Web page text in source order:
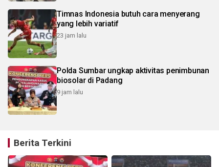
Timnas Indonesia butuh cara menyerang
yang lebih variatif
23 jam lalu
Polda Sumbar ungkap aktivitas penimbunan
biosolar di Padang
9 jam lalu
Berita Terkini